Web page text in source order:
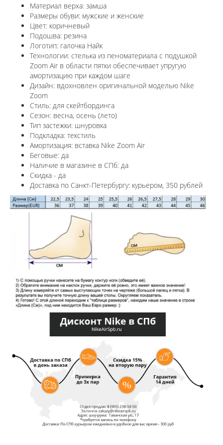
Материал верха: замша
Размеры обуви: мужские и женские
Цвет: коричневый
Подошва: резина
Логотип: галочка Найк
Технологии: стелька из пеноматериала с подушкой
Zoom Air в области пятки обеспечивает упругую
амортизацию при каждом шаге
Дизайн: вдохновлен оригинальной моделью Nike
Zoom
Стиль: для скейтбординга
Сезон: весна, осень (лето)
Тип застежки: шнуровка
Подкладка: текстиль
Амортизация: вставка Nike Zoom Air
Беговые: да
Наличие в магазине в СПб: да
Скидка - да
Доставка по Санкт-Петербургу: курьером, 350 рублей